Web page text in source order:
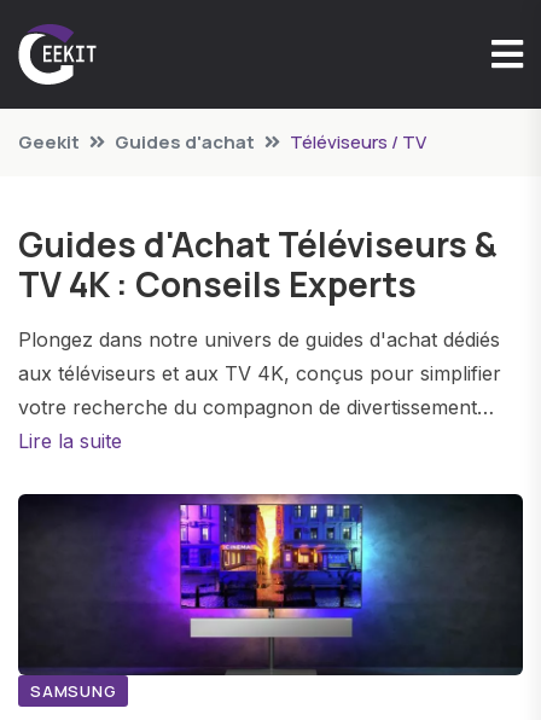
Geekit Guides d'achat Téléviseurs / TV
Guides d'Achat Téléviseurs &
TV 4K : Conseils Experts
Plongez dans notre univers de guides d'achat dédiés
aux téléviseurs et aux TV 4K, conçus pour simplifier
votre recherche du compagnon de divertissement
idéal. Nos experts ont minutieusement créé des guides
comparaisons détaillées pour vous aider à prendre des
décisions éclairées lors de l'achat de votre prochain
téléviseur. Explorez les dernières technologies,
tendances du marché et options de qualité pour une
expérience de visionnage optimale.
Lire la suite
SAMSUNG